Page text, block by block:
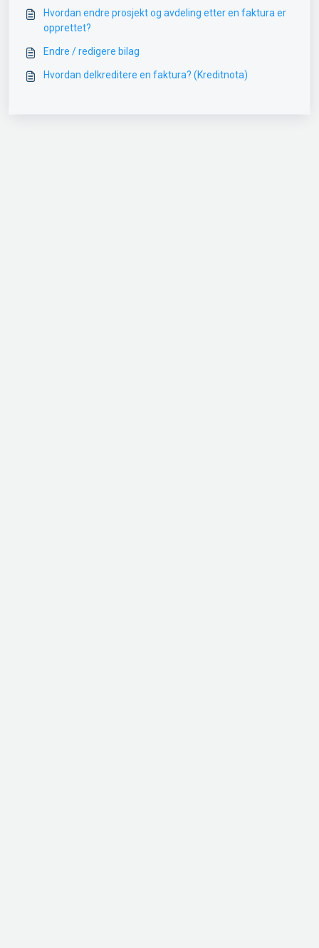
Hvordan endre prosjekt og avdeling etter en faktura er
opprettet?
Endre / redigere bilag
Hvordan delkreditere en faktura? (Kreditnota)